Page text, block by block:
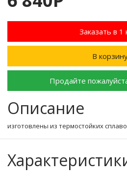
Заказать в 1
В
Продайте
Описание
изготовлены из термостойких